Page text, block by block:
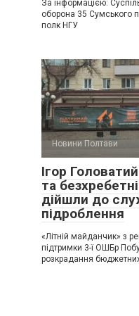
За інформацією:
оборона 35 Сумського
полк НГУ
Новини Полтави
Ігор
та
дійшли до
підроблення
«Літній майданчик» з
підтримки 3-ї ОШБр
розкрадання